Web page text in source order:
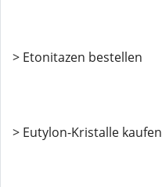
> Etonitazen bestellen
> Eutylon-Kristalle kaufen